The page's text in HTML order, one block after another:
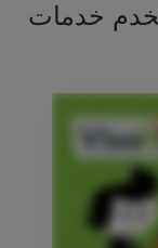
خدمات